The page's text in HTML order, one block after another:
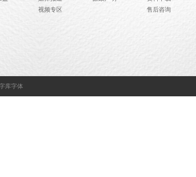
售后咨询
视频专区
库字体